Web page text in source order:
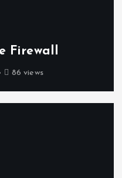
Firewall
86 views